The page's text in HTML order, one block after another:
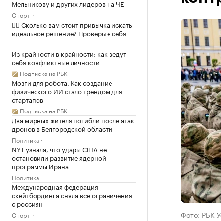
Мельникову и других лидеров на ЧЕ
Спорт
✍🏻 Сколько вам стоит привычка искать
идеальное решение? Проверьте себя
Из крайности в крайности: как ведут
себя конфликтные личности
Подписка на РБК
Мозги для робота. Как создание
физического ИИ стало трендом для
стартапов
Подписка на РБК
Два мирных жителя погибли после атак
дронов в Белгородской области
Политика
NYT узнала, что удары США не
остановили развитие ядерной
программы Ирана
Политика
Международная федерация
скейтбординга сняла все ограничения
с россиян
Спорт Фото: РБК